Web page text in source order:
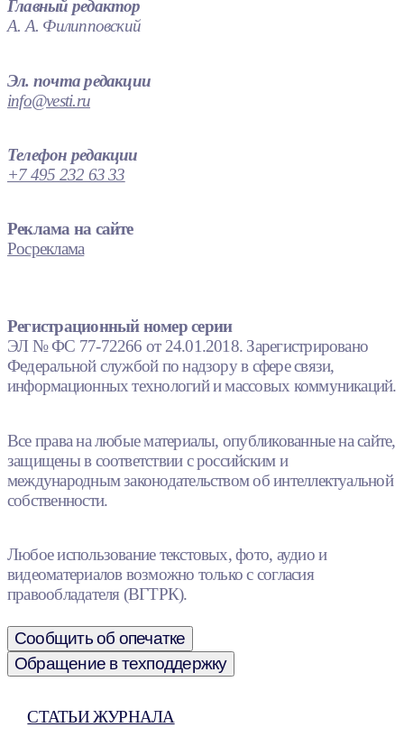
Главный редактор
А. А. Филипповский
Эл. почта редакции
info@vesti.ru
Телефон редакции
+7 495 232 63 33
Реклама на сайте
Росреклама
Регистрационный номер серии
ЭЛ № ФС 77-72266 от 24.01.2018. Зарегистрировано
Федеральной службой по надзору в сфере связи,
информационных технологий и массовых коммуникаций.
Все права на любые материалы, опубликованные на сайте,
защищены в соответствии с российским и
международным законодательством об интеллектуальной
собственности.
Любое использование текстовых, фото, аудио и
видеоматериалов возможно только с согласия
правообладателя (ВГТРК).
Сообщить об опечатке
Обращение в техподдержку
СТАТЬИ ЖУРНАЛА